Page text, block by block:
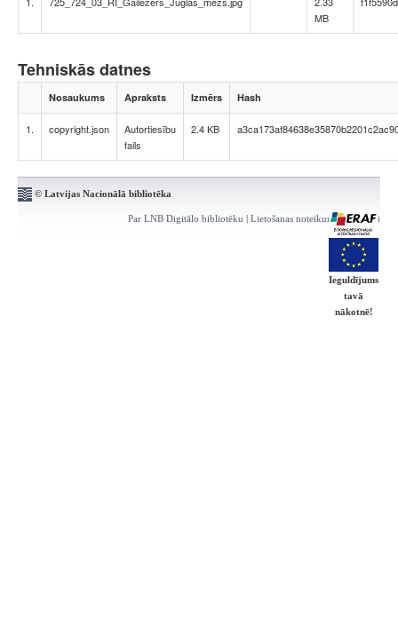
MB
Tehniskās datnes
Nosaukums Apraksts Izmērs Hash
1. copyright.json
Autortiesību
fails
2.4 KB
© Latvijas Nacionālā bibliotēka
Par LNB Digitālo bibliotēku | Lietošanas noteikumi | Kontakti
Ieguldījums
tavā
nākotnē!